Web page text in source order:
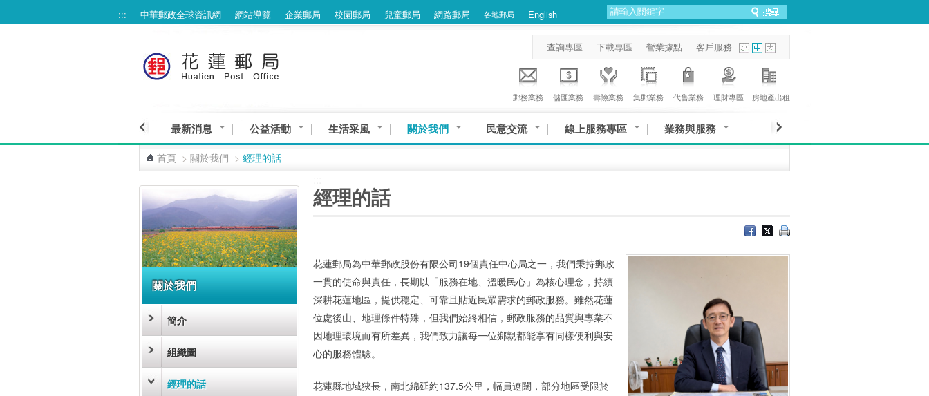
::: 中華郵政全球資訊網 網站導覽 企業郵局 校園郵局 兒童郵局 網路郵局 各地郵局 English
查詢專區 下載專區 營業據點 客戶服務
郵務業務 儲匯業務 壽險業務 集郵業務 代售業務 理財專區 房地產出租
最新消息 公益活動 生活采風 關於我們 民意交流 線上服務專區 業務與服務
首頁 > 關於我們 > 經理的話
關於我們
簡介
組織圖
經理的話
經理的話
花蓮郵局為中華郵政股份有限公司19個責任中心局之一，我們秉持郵政
一貫的使命與責任，長期以「服務在地、溫暖民心」為核心理念，持續
深耕花蓮地區，提供穩定、可靠且貼近民眾需求的郵政服務。雖然花蓮
位處後山、地理條件特殊，但我們始終相信，郵政服務的品質與專業不
因地理環境而有所差異，我們致力讓每一位鄉親都能享有同樣便利與安
心的服務體驗。
花蓮縣地域狹長，南北綿延約137.5公里，幅員遼闊，部分地區受限於